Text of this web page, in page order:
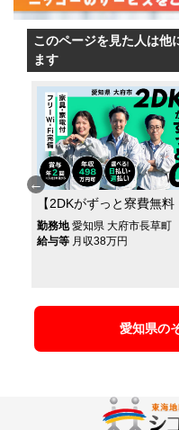
このページを見た人は他
ます
【2DKがずっと寮費無料
◎】月収38万円以上可★
賞与年2回★年間休日120
勤務地愛知県 大府市長草町
給与等 月収38万円
愛知県の